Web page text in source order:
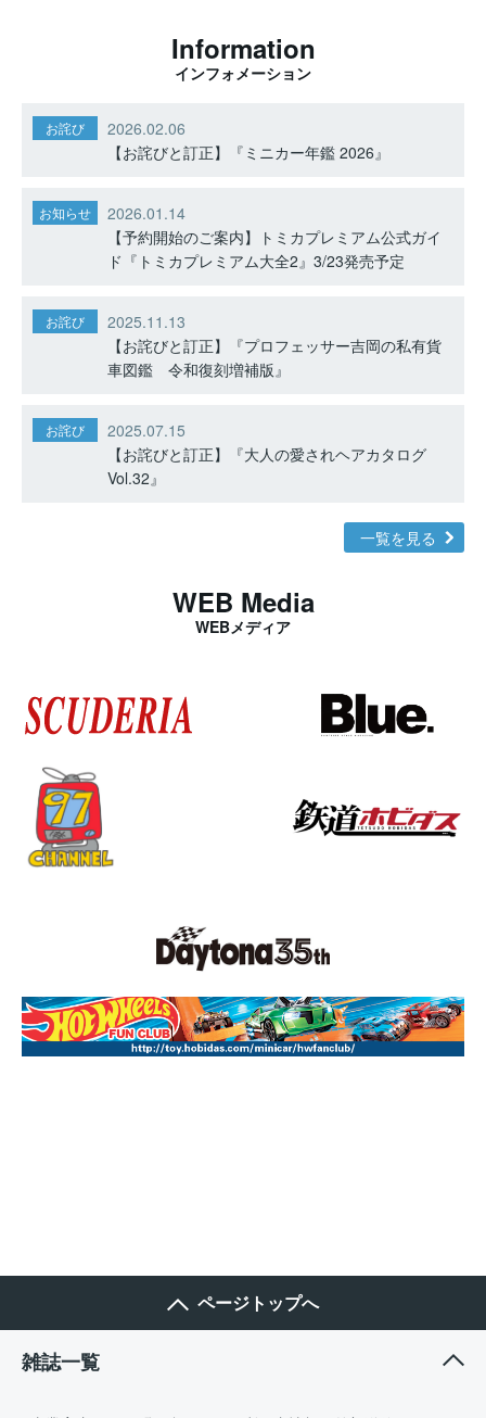
Information
インフォメーション
お詫び
2026.02.06
【お詫びと訂正】『ミニカー年鑑 2026』
お知らせ
2026.01.14
【予約開始のご案内】トミカプレミアム公式ガイ
ド『トミカプレミアム大全2』3/23発売予定
お詫び
2025.11.13
【お詫びと訂正】『プロフェッサー吉岡の私有貨
車図鑑 令和復刻増補版』
お詫び
2025.07.15
【お詫びと訂正】『大人の愛されヘアカタログ
Vol.32』
一覧を見る
WEB Media
WEBメディア
ページトップへ
雑誌一覧